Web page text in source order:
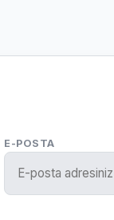
E-POSTA